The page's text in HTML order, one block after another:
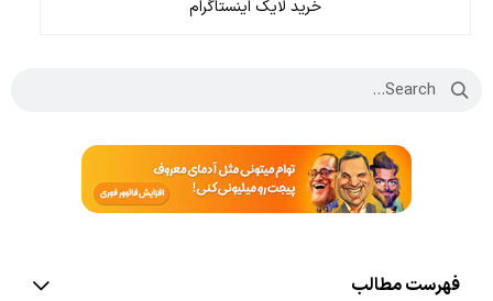
خرید لایک اینستاگرام
فهرست مطالب